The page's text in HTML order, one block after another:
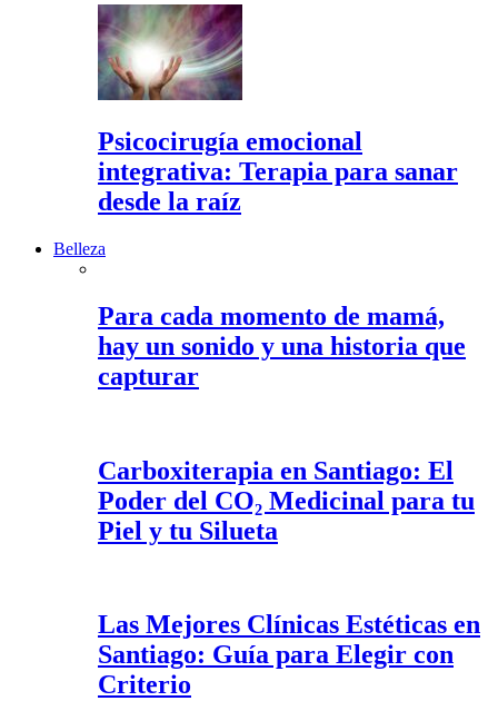
Psicocirugía emocional
integrativa: Terapia para sanar
desde la raíz
Belleza
Para cada momento de mamá,
hay un sonido y una historia que
capturar
Carboxiterapia en Santiago: El
Poder del CO₂ Medicinal para tu
Piel y tu Silueta
Las Mejores Clínicas Estéticas en
Santiago: Guía para Elegir con
Criterio